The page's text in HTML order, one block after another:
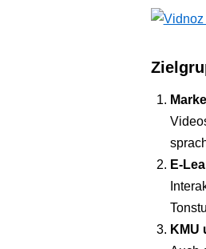
E-
KMU